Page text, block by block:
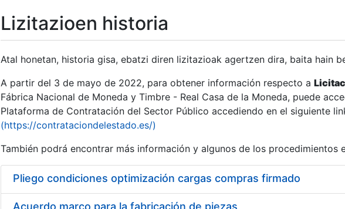
Erakutsi/Ezkutatu
Erakutsi/Ezkutatu
Erakutsi/Ezkutatu
Erakutsi/Ezkutatu
Lizitazioen historia
Atal honetan, historia gisa, ebatzi diren lizitazioak agertzen dira, baita hain
A partir del 3 de mayo de 2022, para obtener información respecto a
Fábrica Nacional de Moneda y Timbre - Real Casa de la Moneda, puede
Plataforma de Contratación del Sector Público accediendo en el siguiente
(https://contrataciondelestado.es/)
También podrá encontrar más información y algunos de los procedimientos
Pliego condiciones optimización cargas compras firmado
Acuerdo marco para la fabricación de piezas